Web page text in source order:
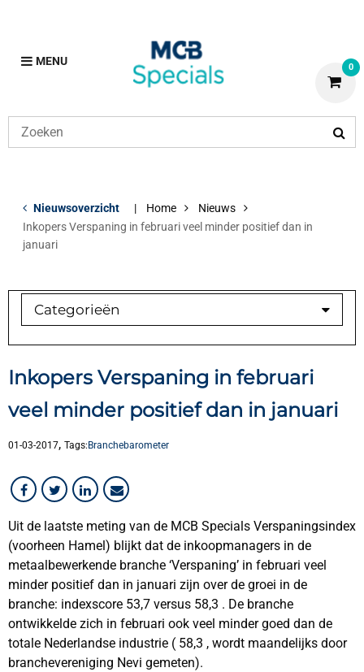
MENU 0
Nieuwsoverzicht Home
Nieuws
Inkopers Verspaning in februari veel minder positief dan in
januari
Categorieën
Overig
Inkopers Verspaning in februari
veel minder positief dan in januari
01-03-2017, Tags: Branchebarometer
Uit de laatste meting van de MCB Specials Verspaningsindex
(voorheen Hamel) blijkt dat de inkoopmanagers in de
metaalbewerkende branche ‘Verspaning’ in februari veel
minder positief dan in januari zijn over de groei in de
branche: indexscore 53,7 versus 58,3 . De branche
ontwikkelde zich in februari ook veel minder goed dan de
totale Nederlandse industrie ( 58,3 , wordt maandelijks door
branchevereniging Nevi gemeten).